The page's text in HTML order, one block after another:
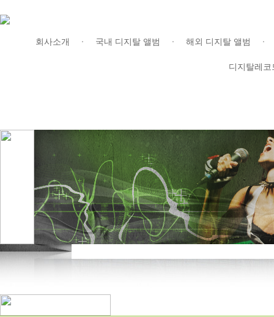
회사소개
온라인 프로모션 |
ㆍ 국내 디지탈 앨범 ㆍ 해외 디지탈 앨범
디지탈레코